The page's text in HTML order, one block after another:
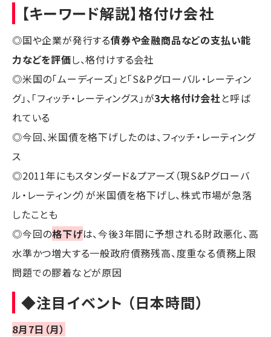
【キーワード解説】格付け会社
◎国や企業が発行する債券や金融商品などの支払い能
力などを評価し、格付けする会社
◎米国の「ムーディーズ」と「S&Pグローバル・レーティン
グ」、「フィッチ・レーティングス」が3大格付け会社 と呼ば
れている
◎今回、米国債を格下げしたのは、フィッチ・レーティング
ス
◎2011年にもスタンダード&プアーズ（現S&Pグローバ
ル・レーティング）が米国債を格下げし、株式市場が急落
したことも
◎今回の格下げは、今後3年間に予想される財政悪化、高
水準かつ増大する一般政府債務残高、度重なる債務上限
問題での膠着などが原因
◆注目イベント （日本時間）
8月7日（月）